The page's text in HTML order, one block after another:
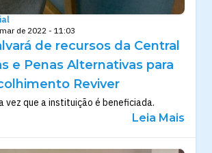
de 2022 - 11:03
de recursos da Central
e Penas Alternativas para
Reviver
vez que a instituição é beneficiada.
Leia Mais